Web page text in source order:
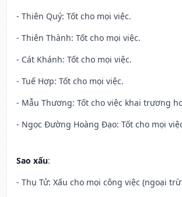
- Thiên Quý: Tốt cho mọi việc.
- Thiên Thành: Tốt cho mọi việc.
- Cát Khánh: Tốt cho mọi việc.
- Tuế Hợp: Tốt cho mọi việc.
- Mẫu Thương: Tốt cho việc khai trương
- Ngọc Đường Hoàng Đạo: Tốt cho mọi
Sao xấu:
- Thụ Tử: Xấu cho mọi công việc (ngoại